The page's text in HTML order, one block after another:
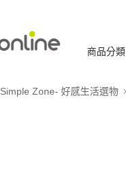
商品分類
Simple Zone- 好感生活選物